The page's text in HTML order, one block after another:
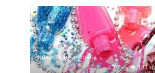
Красота и здоровье
0
141